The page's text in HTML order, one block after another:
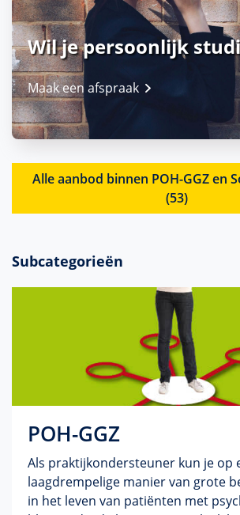
Wil je persoonlijk
Maak een afspraak
Alle aanbod binnen POH-GGZ en
(53)
Subcategorieën
POH-GGZ
Als prak­tijkonder­steuner kun je op
laagdrempelige manier van grote
in het leven van patiënten met